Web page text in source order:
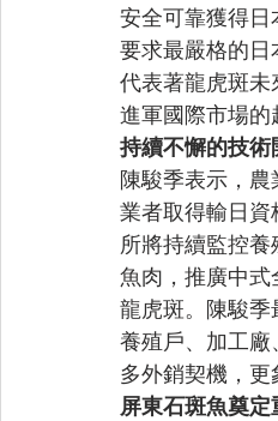
安全可靠獲得
要求最嚴格的
代表著龍虎斑
進軍國際市場的
持續不懈的技術
陳駿季表示，
業者取得輸日
所將持續監控
魚肉，推廣中
龍虎斑。陳駿
養殖戶、加工
多外銷契機，
屏東石斑魚奠